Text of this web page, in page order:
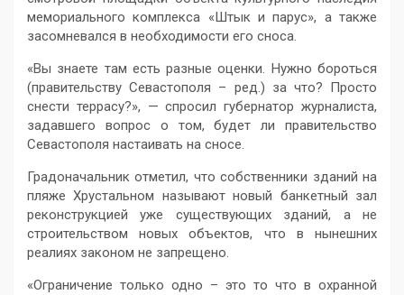
мемориального комплекса «Штык и парус», а также
засомневался в необходимости его сноса.
«Вы знаете там есть разные оценки. Нужно бороться
(правительству Севастополя – ред.) за что? Просто
снести террасу?», — спросил губернатор журналиста,
задавшего вопрос о том, будет ли правительство
Севастополя настаивать на сносе.
Градоначальник отметил, что собственники зданий на
пляже Хрустальном называют новый банкетный зал
реконструкцией уже существующих зданий, а не
строительством новых объектов, что в нынешних
реалиях законом не запрещено.
«Ограничение только одно – это то что в охранной